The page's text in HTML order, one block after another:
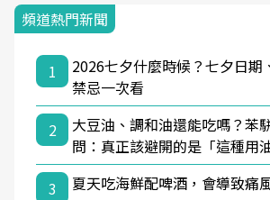
頻道熱門新聞
1
2026七夕什麼時候？七夕日期
禁忌一次看
2
大豆油、調和油還能吃嗎？苯
問：真正該避開的是「這種用
3
夏天吃海鮮配啤酒，會導致痛